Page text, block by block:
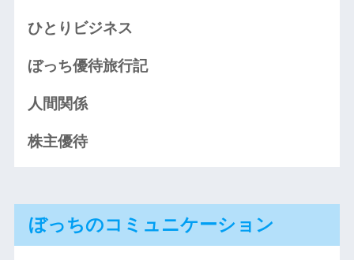
ひとりビジネス
ぼっち優待旅行記
人間関係
株主優待
ぼっちのコミュニケーション